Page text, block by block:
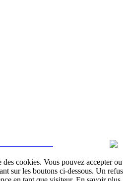
cookies. Vous pouvez accepter ou
sur les boutons ci-dessous. Un refus